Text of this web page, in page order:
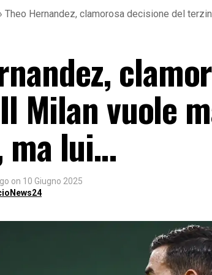
Theo Hernandez, clamorosa decisione del
Milan vuole
ma lui…
on 10 Giugno 2025